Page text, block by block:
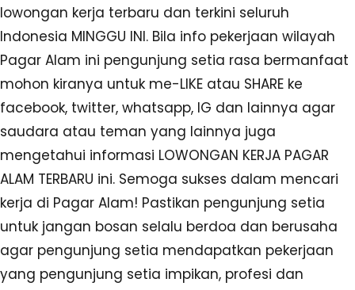
lowongan kerja terbaru dan terkini seluruh
Indonesia MINGGU INI. Bila info pekerjaan wilayah
Pagar Alam ini pengunjung setia rasa bermanfaat
mohon kiranya untuk me-LIKE atau SHARE ke
facebook, twitter, whatsapp, IG dan lainnya agar
saudara atau teman yang lainnya juga
mengetahui informasi LOWONGAN KERJA PAGAR
ALAM TERBARU ini. Semoga sukses dalam mencari
kerja di Pagar Alam! Pastikan pengunjung setia
untuk jangan bosan selalu berdoa dan berusaha
agar pengunjung setia mendapatkan pekerjaan
yang pengunjung setia impikan, profesi dan